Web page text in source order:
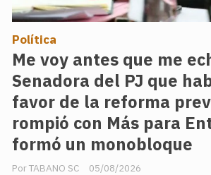
Me voy antes que me
Senadora del PJ que
favor de la reforma
rompió con Más para
formó un monobloque
TABANO SC
Política
05/08/2026